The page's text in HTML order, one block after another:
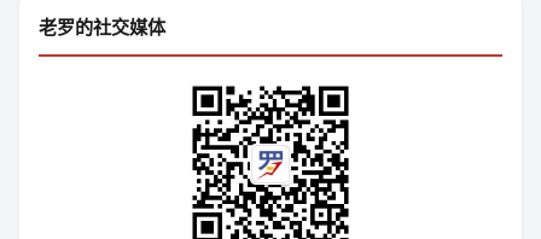
老罗的社交媒体